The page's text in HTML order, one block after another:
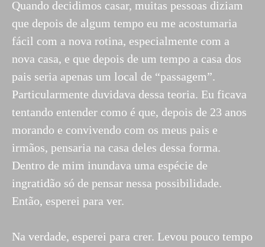
Quando decidimos casar, muitas pessoas diziam
que depois de algum tempo eu me acostumaria
fácil com a nova rotina, especialmente com a
nova casa, e que depois de um tempo a casa dos
pais seria apenas um local de “passagem”.
Particularmente duvidava dessa teoria. Eu ficava
tentando entender como é que, depois de 23 anos
morando e convivendo com os meus pais e
irmãos, pensaria na casa deles dessa forma.
Dentro de mim inundava uma espécie de
ingratidão só de pensar nessa possibilidade.
Então, esperei para ver.
Na verdade, esperei para crer. Levou pouco tempo